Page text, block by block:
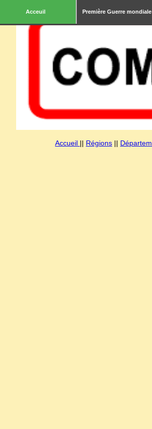
Acceuil Première Guerre mondiale
Accueil || Régions ||